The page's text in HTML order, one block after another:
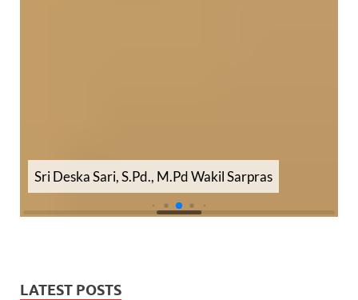
Zetria Wendra, S.Pd., M.Pd Wakil Humas
LATEST POSTS